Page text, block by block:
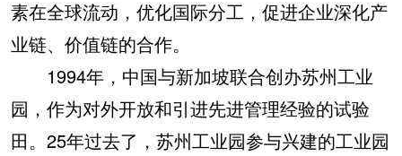
素在全球流动，优化国际分工，促进企业深化产
业链、价值链的合作。
1994年，中国与新加坡联合创办苏州工业
园，作为对外开放和引进先进管理经验的试验
田。25年过去了，苏州工业园参与兴建的工业园